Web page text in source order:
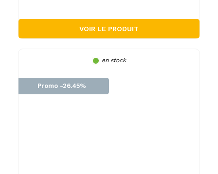
VOIR LE PRODUIT
en stock
Promo -26.45%